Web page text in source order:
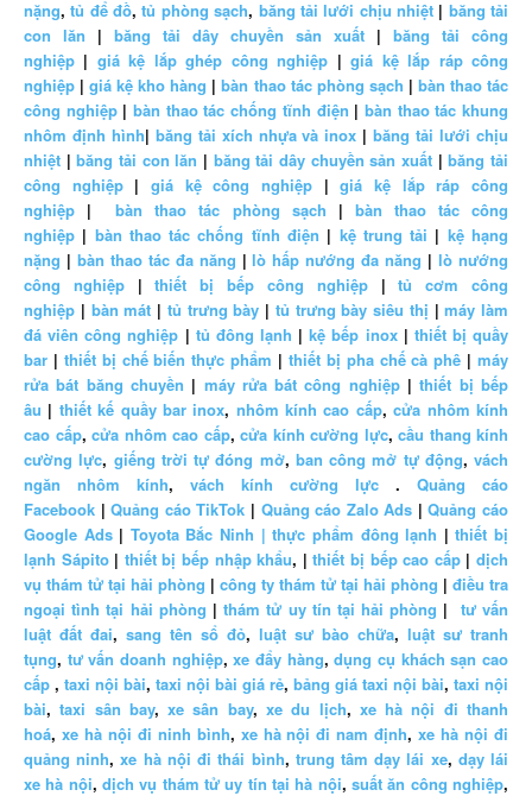
nặng,tủ để đồ,tủ phòng sạch, băng tải lưới chịu nhiệt| băng tải
con lăn | băng tải dây chuyền sản xuất | băng tải công
nghiệp | giá kệ lắp ghép công nghiệp |giá kệ lắp ráp công
nghiệp |giá kệ kho hàng |bàn thao tác phòng sạch | bàn thao tác
công nghiệp|bàn thao tác chống tĩnh điện | bàn thao tác khung
nhôm định hình| băng tải xích nhựa và inox |băng tải lưới chịu
nhiệt |băng tải con lăn | băng tải dây chuyền sản xuất |băng tải
công nghiệp|giá kệ công nghiệp |giá kệ lắp ráp công
nghiệp |bàn thao tác phòng sạch | bàn thao tác công
nghiệp | bàn thao tác chống tĩnh điện | kệ trung tải | kệ hạng
nặng | bàn thao tác đa năng |lò hấp nướng đa năng |lò nướng
công nghiệp|thiết bị bếp công nghiệp|tủ cơm công
nghiệp | bàn mát | tủ trưng bày | tủ trưng bày siêu thị |máy làm
đá viên công nghiệp | tủ đông lạnh |kệ bếp inox| thiết bị quầy
bar | thiết bị chế biến thực phẩm | thiết bị pha chế cà phê | máy
rửa bát băng chuyền | máy rửa bát công nghiệp|thiết bị bếp
âu | thiết kế quầy bar inox, nhôm kính cao cấp,cửa nhôm kính
cao cấp, cửa nhôm cao cấp, cửa kính cường lực, cầu thang kính
cường lực, giếng trời tự đóng mở, ban công mở tự động, vách
ngăn nhôm kính, vách kính cường lực . Quảng cáo
Facebook |Quảng cáo TikTok | Quảng cáo Zalo Ads |Quảng cáo
Google Ads| Toyota Bắc Ninh | thực phẩm đông lạnh |thiết bị
lạnh Sápito | thiết bị bếp nhập khẩu, |thiết bị bếp cao cấp|dịch
vụ thám tử tại hải phòng | công ty thám tử tại hải phòng | điều tra
ngoại tình tại hải phòng |thám tử uy tín tại hải phòng | tư vấn
luật đất đai, sang tên sổ đỏ, luật sư bào chữa, luật sư tranh
tụng, tư vấn doanh nghiệp,xe đẩy hàng,dụng cụ khách sạn cao
cấp , taxi nội bài, taxi nội bài giá rẻ, bảng giá taxi nội bài, taxi nội
bài,taxi sân bay,xe sân bay,xe du lịch, xe hà nội đi thanh
hoá, xe hà nội đi ninh bình, xe hà nội đi nam định,xe hà nội đi
quảng ninh,xe hà nội đi thái bình, trung tâm dạy lái xe, dạy lái
xe hà nội,dịch vụ thám tử uy tín tại hà nội,suất ăn công nghiệp,